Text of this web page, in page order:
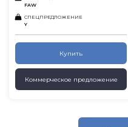
FAW
СПЕЦПРЕДЛОЖЕНИЕ
Y
Купить
Коммерческое предложение